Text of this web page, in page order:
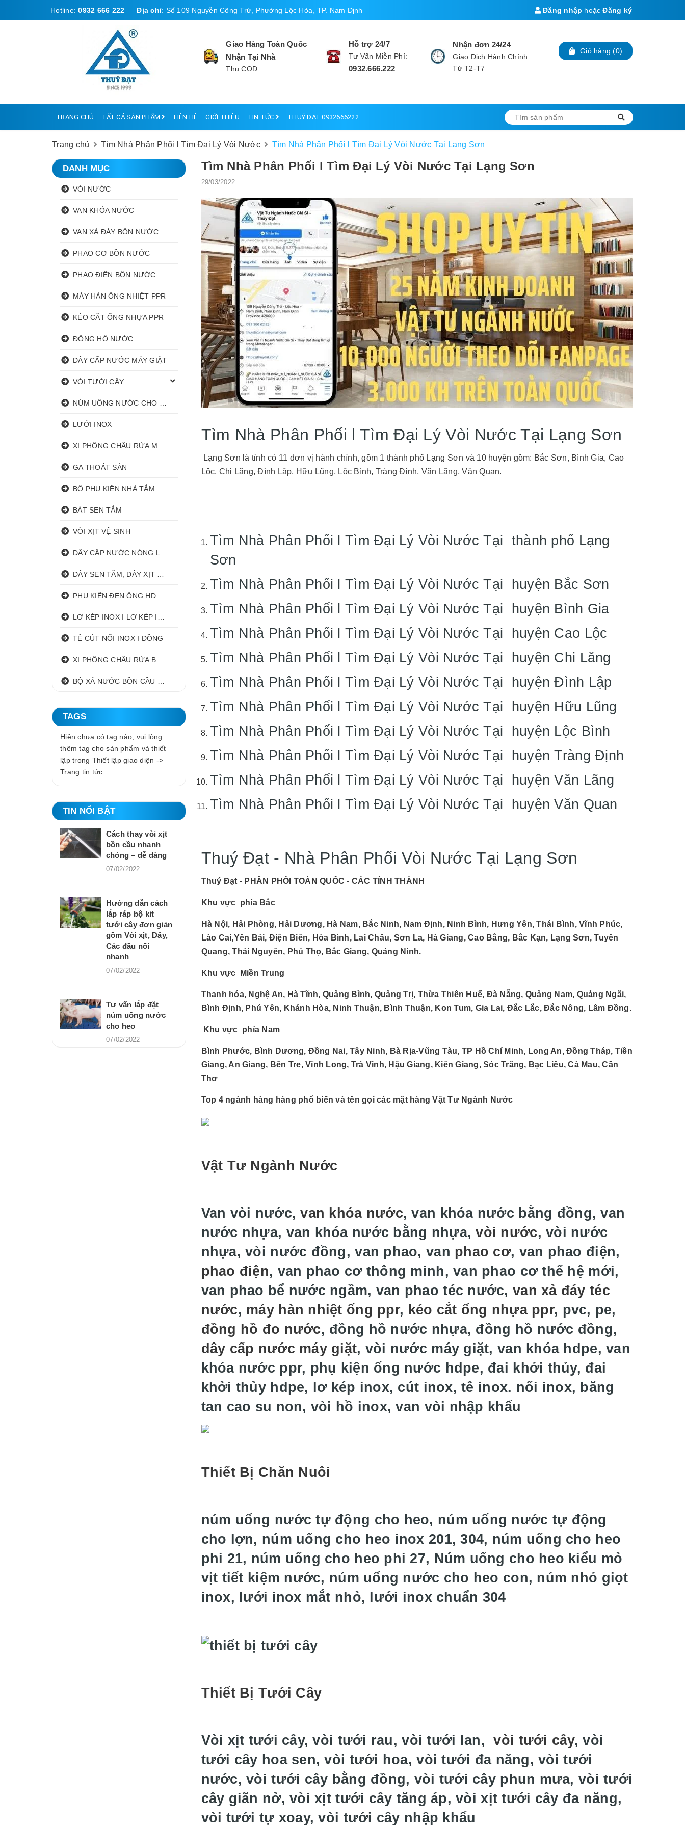
Hotline:0932 666 222 Địa chỉ: Số 109 Nguyễn Công Trứ, Phường Lộc Hòa, TP. Nam Định Đăng nhập hoặc Đăng ký
Giao Hàng Toàn Quốc
Nhận Tại Nhà
Thu COD
Hỗ trợ 24/7
Tư Vấn Miễn Phí:
0932.666.222
Nhận đơn 24/24
Giao Dịch Hành Chính
Từ T2-T7
Giỏ hàng (0)
TRANG CHỦ TẤT CẢ SẢN PHẨM LIÊN HỆ GIỚI THIỆU TIN TỨC THUÝ ĐẠT 0932666222
Trang chủ Tìm Nhà Phân Phối l Tìm Đại Lý Vòi Nước Tìm Nhà Phân Phối l Tìm Đại Lý Vòi Nước Tại Lạng Sơn
Tìm Nhà Phân Phối l Tìm Đại Lý Vòi Nước Tại Lạng Sơn
29/03/2022
Tìm Nhà Phân Phối l Tìm Đại Lý Vòi Nước Tại Lạng Sơn
Lạng Sơn là tỉnh có 11 đơn vị hành chính, gồm 1 thành phố Lạng Sơn và 10 huyện gồm: Bắc Sơn, Bình Gia, Cao
Lộc, Chi Lăng, Đình Lập, Hữu Lũng, Lộc Bình, Tràng Định, Văn Lãng, Văn Quan.
Tìm Nhà Phân Phối l Tìm Đại Lý Vòi Nước Tại thành phố Lạng
Sơn
Tìm Nhà Phân Phối l Tìm Đại Lý Vòi Nước Tại huyện Bắc Sơn
Tìm Nhà Phân Phối l Tìm Đại Lý Vòi Nước Tại huyện Bình Gia
Tìm Nhà Phân Phối l Tìm Đại Lý Vòi Nước Tại huyện Cao Lộc
Tìm Nhà Phân Phối l Tìm Đại Lý Vòi Nước Tại huyện Chi Lăng
Tìm Nhà Phân Phối l Tìm Đại Lý Vòi Nước Tại huyện Đình Lập
Tìm Nhà Phân Phối l Tìm Đại Lý Vòi Nước Tại huyện Hữu Lũng
Tìm Nhà Phân Phối l Tìm Đại Lý Vòi Nước Tại huyện Lộc Bình
Tìm Nhà Phân Phối l Tìm Đại Lý Vòi Nước Tại huyện Tràng Định
Tìm Nhà Phân Phối l Tìm Đại Lý Vòi Nước Tại huyện Văn Lãng
Tìm Nhà Phân Phối l Tìm Đại Lý Vòi Nước Tại huyện Văn Quan
Thuý Đạt - Nhà Phân Phối Vòi Nước Tại Lạng Sơn
Thuý Đạt - PHÂN PHỐI TOÀN QUỐC - CÁC TỈNH THÀNH
Khu vực phía Bắc
Hà Nội, Hải Phòng, Hải Dương, Hà Nam, Bắc Ninh, Nam Định, Ninh Bình, Hưng Yên, Thái Bình, Vĩnh Phúc,
Lào Cai,Yên Bái, Điện Biên, Hòa Bình, Lai Châu, Sơn La, Hà Giang, Cao Bằng, Bắc Kạn, Lạng Sơn, Tuyên
Quang, Thái Nguyên, Phú Thọ, Bắc Giang, Quảng Ninh.
Khu vực Miền Trung
Thanh hóa, Nghệ An, Hà Tĩnh, Quảng Bình, Quảng Trị, Thừa Thiên Huế, Đà Nẵng, Quảng Nam, Quảng Ngãi,
Bình Định, Phú Yên, Khánh Hòa, Ninh Thuận, Bình Thuận, Kon Tum, Gia Lai, Đắc Lắc, Đắc Nông, Lâm Đồng.
Khu vực phía Nam
Bình Phước, Bình Dương, Đồng Nai, Tây Ninh, Bà Rịa-Vũng Tàu, TP Hồ Chí Minh, Long An, Đồng Tháp, Tiền
Giang, An Giang, Bến Tre, Vĩnh Long, Trà Vinh, Hậu Giang, Kiên Giang, Sóc Trăng, Bạc Liêu, Cà Mau, Cần
Thơ
Top 4 ngành hàng hàng phổ biến và tên gọi các mặt hàng Vật Tư Ngành Nước
Vật Tư Ngành Nước
Van vòi nước,van khóa nước, van khóa nước bằng đồng, van
nước nhựa, van khóa nước bằng nhựa,vòi nước, vòi nước
nhựa, vòi nước đồng, van phao, van phao cơ, van phao điện,
phao điện, van phao cơ thông minh, van phao cơ thế hệ mới,
van phao bể nước ngầm, van phao téc nước,van xả đáy téc
nước, máy hàn nhiệt ống ppr, kéo cắt ống nhựa ppr, pvc, pe,
đồng hồ đo nước, đồng hồ nước nhựa, đồng hồ nước đồng,
dây cấp nước máy giặt, vòi nước máy giặt, van khóa hdpe, van
khóa nước ppr, phụ kiện ống nước hdpe, đai khởi thủy, đai
khởi thủy hdpe, lơ kép inox, cút inox, tê inox. nối inox, băng
tan cao su non, vòi hồ inox, van vòi nhập khẩu
Thiết Bị Chăn Nuôi
núm uống nước tự động cho heo, núm uống nước tự động
cho lợn, núm uống cho heo inox 201, 304, núm uống cho heo
phi 21, núm uống cho heo phi 27, Núm uống cho heo kiểu mỏ
vịt tiết kiệm nước, núm uống nước cho heo con, núm nhỏ giọt
inox, lưới inox mắt nhỏ, lưới inox chuẩn 304
Thiết Bị Tưới Cây
Vòi xịt tưới cây, vòi tưới rau, vòi tưới lan,vòi tưới cây, vòi
tưới cây hoa sen, vòi tưới hoa, vòi tưới đa năng, vòi tưới
nước, vòi tưới cây bằng đồng, vòi tưới cây phun mưa, vòi tưới
cây giãn nở, vòi xịt tưới cây tăng áp, vòi xịt tưới cây đa năng,
vòi tưới tự xoay, vòi tưới cây nhập khẩu
DANH MỤC
VÒI NƯỚC
VAN KHÓA NƯỚC
VAN XẢ ĐÁY BỒN NƯỚC INOX
PHAO CƠ BỒN NƯỚC
PHAO ĐIỆN BỒN NƯỚC
MÁY HÀN ỐNG NHIỆT PPR
KÉO CẮT ỐNG NHỰA PPR
ĐỒNG HỒ NƯỚC
DÂY CẤP NƯỚC MÁY GIẶT
VÒI TƯỚI CÂY
LƯỚI INOX
GA THOÁT SÀN
BỘ PHỤ KIỆN NHÀ TẮM
BÁT SEN TẮM
VÒI XỊT VỆ SINH
PHỤ KIỆN ĐEN ỐNG HDPE HATHACO
TÊ CÚT NỐI INOX I ĐỒNG
XI PHÔNG CHẬU RỬA BÁT 1 HỐ I 2 HỐ
TAGS
Hiện chưa có tag nào, vui lòng
thêm tag cho sản phẩm và thiết
lập trong Thiết lập giao diện ->
Trang tin tức
TIN NỔI BẬT
Cách thay vòi xịt
bồn cầu nhanh
chóng – dễ dàng
07/02/2022
Hướng dẫn cách
lắp ráp bộ kit
tưới cây đơn giản
gồm Vòi xịt, Dây,
Các đầu nối
nhanh
07/02/2022
Tư vấn lắp đặt
núm uống nước
cho heo
07/02/2022